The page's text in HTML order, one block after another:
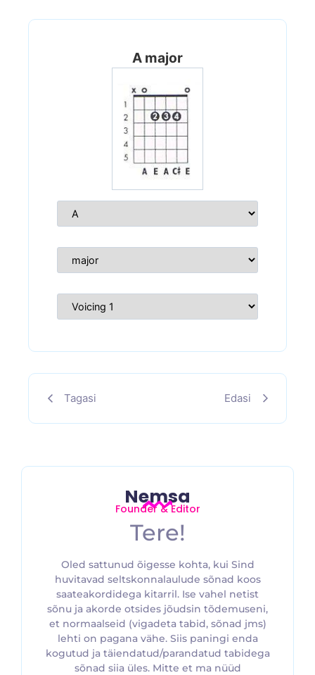
A major
Tagasi Edasi
Nemsa
Founder & Editor
Tere!
Oled sattunud õigesse kohta, kui Sind
huvitavad seltskonnalaulude sõnad koos
saateakordidega kitarril. Ise vahel netist
sõnu ja akorde otsides jõudsin tõdemuseni,
et normaalseid (vigadeta tabid, sõnad jms)
lehti on pagana vähe. Siis paningi enda
kogutud ja täiendatud/parandatud tabidega
sõnad siia üles. Mitte et ma nüüd